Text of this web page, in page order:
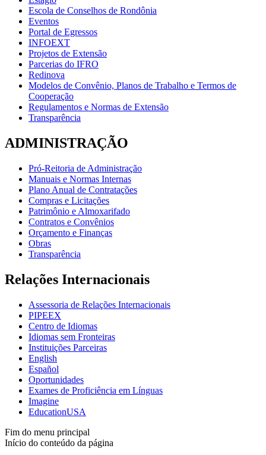
Escola de Conselhos de Rondônia
Eventos
Portal de Egressos
INFOEXT
Projetos de Extensão
Parcerias do IFRO
Redinova
Modelos de Convênio, Planos de Trabalho e Termos de
Cooperação
Regulamentos e Normas de Extensão
Transparência
ADMINISTRAÇÃO
Pró-Reitoria de Administração
Manuais e Normas Internas
Plano Anual de Contratações
Compras e Licitações
Patrimônio e Almoxarifado
Contratos e Convênios
Orçamento e Finanças
Obras
Transparência
Relações Internacionais
Assessoria de Relações Internacionais
PIPEEX
Centro de Idiomas
Idiomas sem Fronteiras
Instituições Parceiras
English
Español
Oportunidades
Exames de Proficiência em Línguas
Imagine
EducationUSA
Fim do menu principal
Início do conteúdo da página